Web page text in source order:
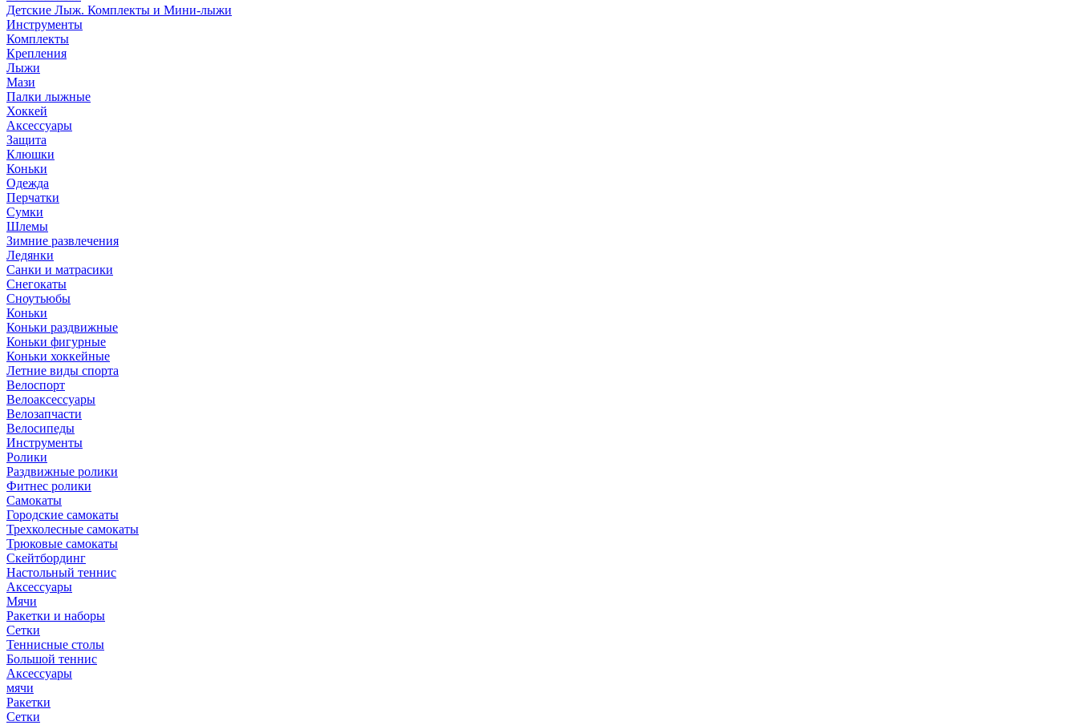
Детские Лыж. Комплекты и Мини-лыжи
Инструменты
Комплекты
Крепления
Лыжи
Мази
Палки лыжные
Хоккей
Аксессуары
Защита
Клюшки
Коньки
Одежда
Перчатки
Сумки
Шлемы
Зимние развлечения
Ледянки
Санки и матрасики
Снегокаты
Сноутьюбы
Коньки
Коньки раздвижные
Коньки фигурные
Коньки хоккейные
Летние виды спорта
Велоспорт
Велоаксессуары
Велозапчасти
Велосипеды
Инструменты
Ролики
Раздвижные ролики
Фитнес ролики
Самокаты
Городские самокаты
Трехколесные самокаты
Трюковые самокаты
Скейтбординг
Настольный теннис
Аксессуары
Мячи
Ракетки и наборы
Сетки
Теннисные столы
Большой теннис
Аксессуары
мячи
Ракетки
Сетки